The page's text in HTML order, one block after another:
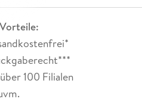
100 Filialen